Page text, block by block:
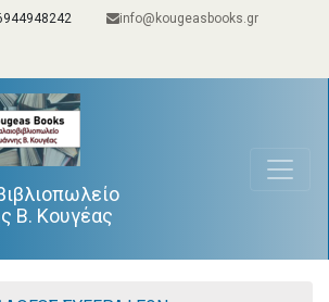
info@kougeasbooks.gr
Β. Κουγέας